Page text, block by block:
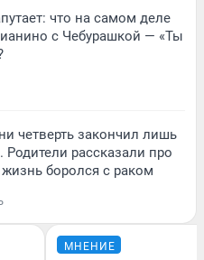
что на самом деле
с Чебурашкой — «Ты
четверть закончил лишь
Родители рассказали про
боролся с раком
МНЕНИЕ